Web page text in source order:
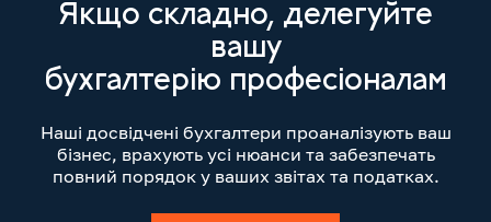
Якщо складно, делегуйте
вашу
бухгалтерію професіоналам
Наші досвідчені бухгалтери проаналізують ваш
бізнес, врахують усі нюанси та забезпечать
повний порядок у ваших звітах та податках.